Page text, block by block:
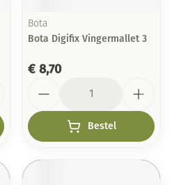
Bota
Bota Digifix Vingermallet 3
€ 8,70
Bestel